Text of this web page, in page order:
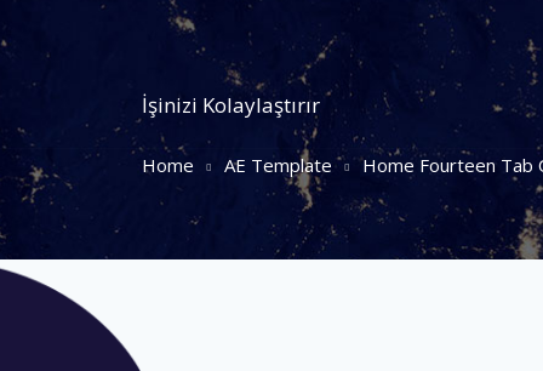
İşinizi Kolaylaştırır
Home AE Template Home Fourteen Tab